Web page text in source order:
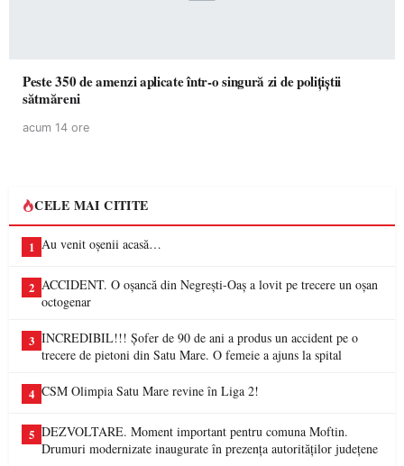
Peste 350 de amenzi aplicate într-o singură zi de polițiștii
sătmăreni
acum 14 ore
CELE MAI CITITE
1 Au venit oșenii acasă…
2 ACCIDENT. O oșancă din Negrești-Oaș a lovit pe trecere un oșan
octogenar
3 INCREDIBIL!!! Șofer de 90 de ani a produs un accident pe o
trecere de pietoni din Satu Mare. O femeie a ajuns la spital
4 CSM Olimpia Satu Mare revine în Liga 2!
5 DEZVOLTARE. Moment important pentru comuna Moftin.
Drumuri modernizate inaugurate în prezența autorităților județene